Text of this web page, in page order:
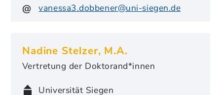
vanessa3.dobbener@uni-siegen.de
Nadine Stelzer, M.A.
Vertretung der Doktorand*innen
Universität Siegen